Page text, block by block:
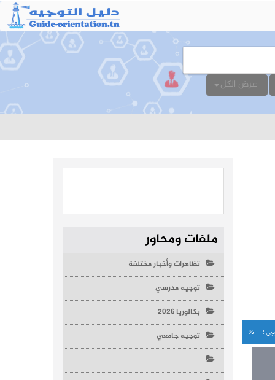
عرض الكل
: --%
ملفات ومحاور
تظاهرات وأخبار مختلفة
توجيه مدرسي
بكالوريا 2026
توجيه جامعي